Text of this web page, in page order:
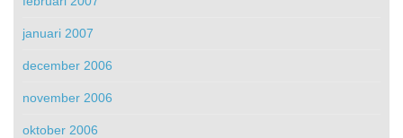
januari 2007
december 2006
november 2006
oktober 2006